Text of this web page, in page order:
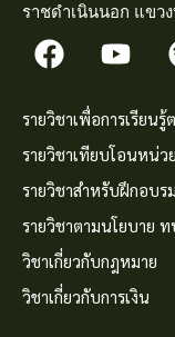
ราชดำเนินนอก แขว
รายวิชาเพื่อการเรียน
รายวิชาเทียบโอนหน่ว
รายวิชาสำหรับฝึกอบรม
รายวิชาตามนโยบาย ท
วิชาเกี่ยวกับกฎหมาย
วิชาเกี่ยวกับการเงิน